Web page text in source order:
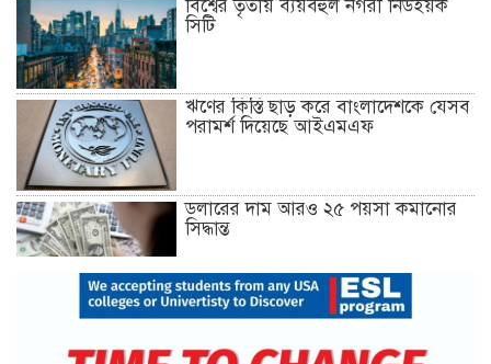
বিশ্বের তৃতীয় ব্যয়বহুল নগরী নিউইয়র্ক
সিটি
ঋণের কিস্তি ছাড় করে বাংলাদেশকে যেসব
পরামর্শ দিয়েছে আইএমএফ
ডলারের দাম আরও ২৫ পয়সা কমানোর
সিদ্ধান্ত
১৮ ডিসেম্বর থেকে আন্দোলনে নতুন মাত্রা